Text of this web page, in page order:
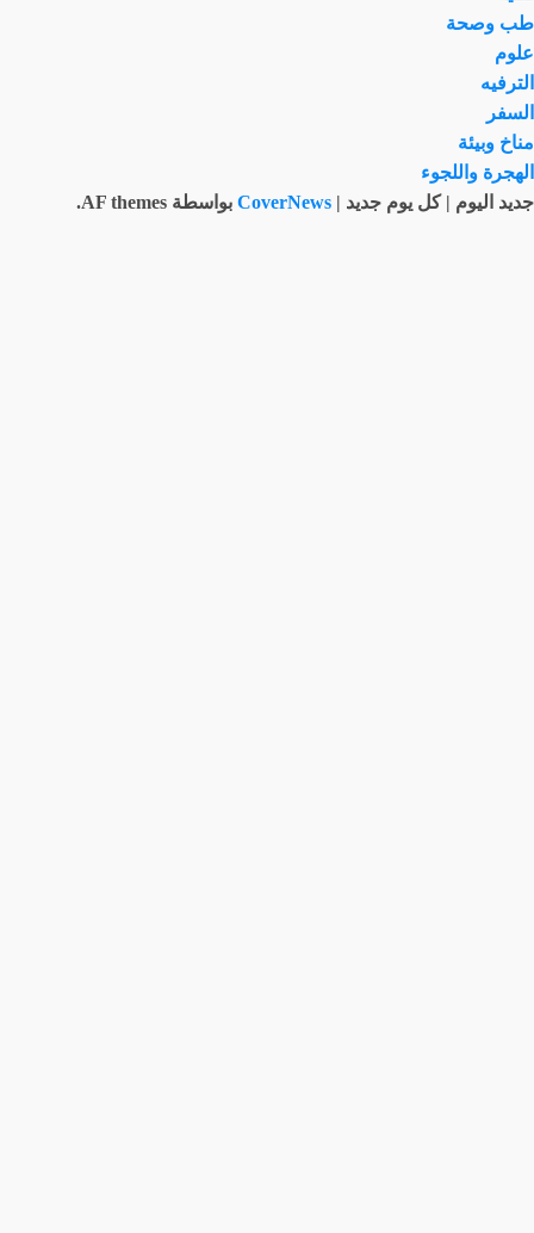
طب وصحة
علوم
الترفيه
السفر
مناخ وبيئة
الهجرة واللجوء
جديد اليوم | كل يوم جديد |
CoverNews بواسطة AF themes.